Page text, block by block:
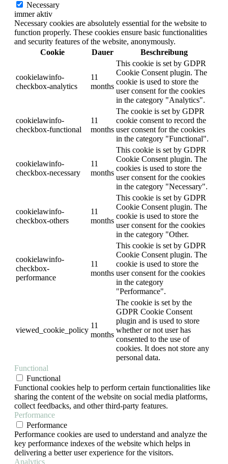
Necessary
immer aktiv
Necessary cookies are absolutely essential for the website to
function properly. These cookies ensure basic functionalities
and security features of the website, anonymously.
Cookie
Dauer Beschreibung
cookielawinfo-
checkbox-analytics
11
months
This cookie is set by GDPR
Cookie Consent plugin. The
cookie is used to store the
user consent for the cookies
in the category "Analytics".
cookielawinfo-
checkbox-functional
11
months
The cookie is set by GDPR
cookie consent to record the
user consent for the cookies
in the category "Functional".
cookielawinfo-
checkbox-necessary
11
months
This cookie is set by GDPR
Cookie Consent plugin. The
cookies is used to store the
user consent for the cookies
in the category "Necessary".
cookielawinfo-
checkbox-others
11
months
This cookie is set by GDPR
Cookie Consent plugin. The
cookie is used to store the
user consent for the cookies
in the category "Other.
cookielawinfo-
checkbox-
performance
11
months
This cookie is set by GDPR
Cookie Consent plugin. The
cookie is used to store the
user consent for the cookies
in the category
"Performance".
viewed_cookie_policy
11
months
The cookie is set by the
GDPR Cookie Consent
plugin and is used to store
whether or not user has
consented to the use of
cookies. It does not store any
personal data.
Functional
Functional
Functional cookies help to perform certain functionalities like
sharing the content of the website on social media platforms,
collect feedbacks, and other third-party features.
Performance
Performance
Performance cookies are used to understand and analyze the
key performance indexes of the website which helps in
delivering a better user experience for the visitors.
Analytics